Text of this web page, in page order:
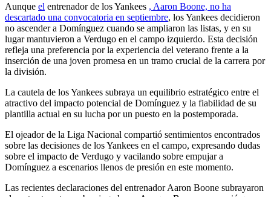
Aunque el entrenador de los Yankees , Aaron Boone, no ha
descartado una convocatoria en septiembre, los Yankees decidieron
no ascender a Domínguez cuando se ampliaron las listas, y en su
lugar mantuvieron a Verdugo en el campo izquierdo. Esta decisión
refleja una preferencia por la experiencia del veterano frente a la
inserción de una joven promesa en un tramo crucial de la carrera por
la división.
La cautela de los Yankees subraya un equilibrio estratégico entre el
atractivo del impacto potencial de Domínguez y la fiabilidad de su
plantilla actual en su lucha por un puesto en la postemporada.
El ojeador de la Liga Nacional compartió sentimientos encontrados
sobre las decisiones de los Yankees en el campo, expresando dudas
sobre el impacto de Verdugo y vacilando sobre empujar a
Domínguez a escenarios llenos de presión en este momento.
Las recientes declaraciones del entrenador Aaron Boone subrayaron